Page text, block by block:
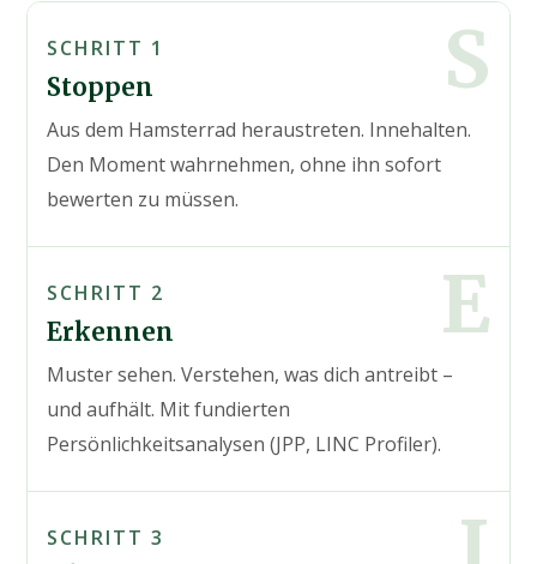
S
SCHRITT 1
Stoppen
Aus dem Hamsterrad heraustreten. Innehalten.
Den Moment wahrnehmen, ohne ihn sofort
bewerten zu müssen.
E
SCHRITT 2
Erkennen
Muster sehen. Verstehen, was dich antreibt –
und aufhält. Mit fundierten
Persönlichkeitsanalysen (JPP, LINC Profiler).
SCHRITT 3